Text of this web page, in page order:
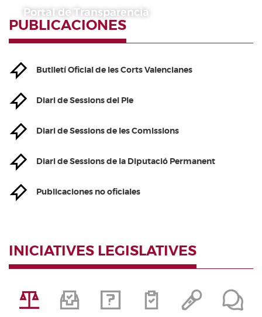
Portal de Transparencia
PUBLICACIONES
Butlletí Oficial de les Corts Valencianes
Diari de Sessions del Ple
Diari de Sessions de les Comissions
Diari de Sessions de la Diputació Permanent
Publicaciones no oficiales
INICIATIVES LEGISLATIVES